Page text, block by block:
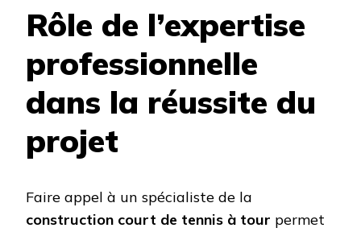
Rôle de l’expertise
professionnelle
dans la réussite du
projet
Faire appel à un spécialiste de la
construction court de tennis à tour permet